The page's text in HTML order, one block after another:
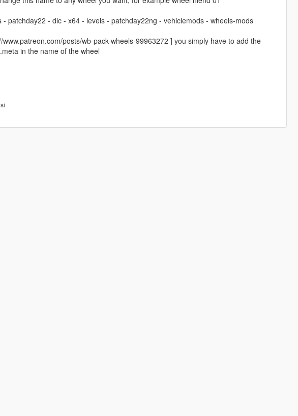
patchday22 - dlc - x64 - levels - patchday22ng - vehiclemods - wheels-mods
posts/wb-pack-wheels-99963272 ] you simply have to add the
in the name of the wheel